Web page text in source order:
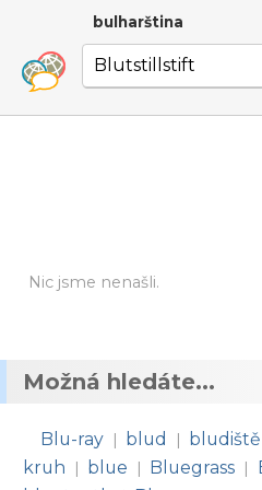
bulharština
Nic jsme nenašli.
Možná hledáte...
Blu-ray | blud | bludiště
kruh
| blue | Bluegrass |